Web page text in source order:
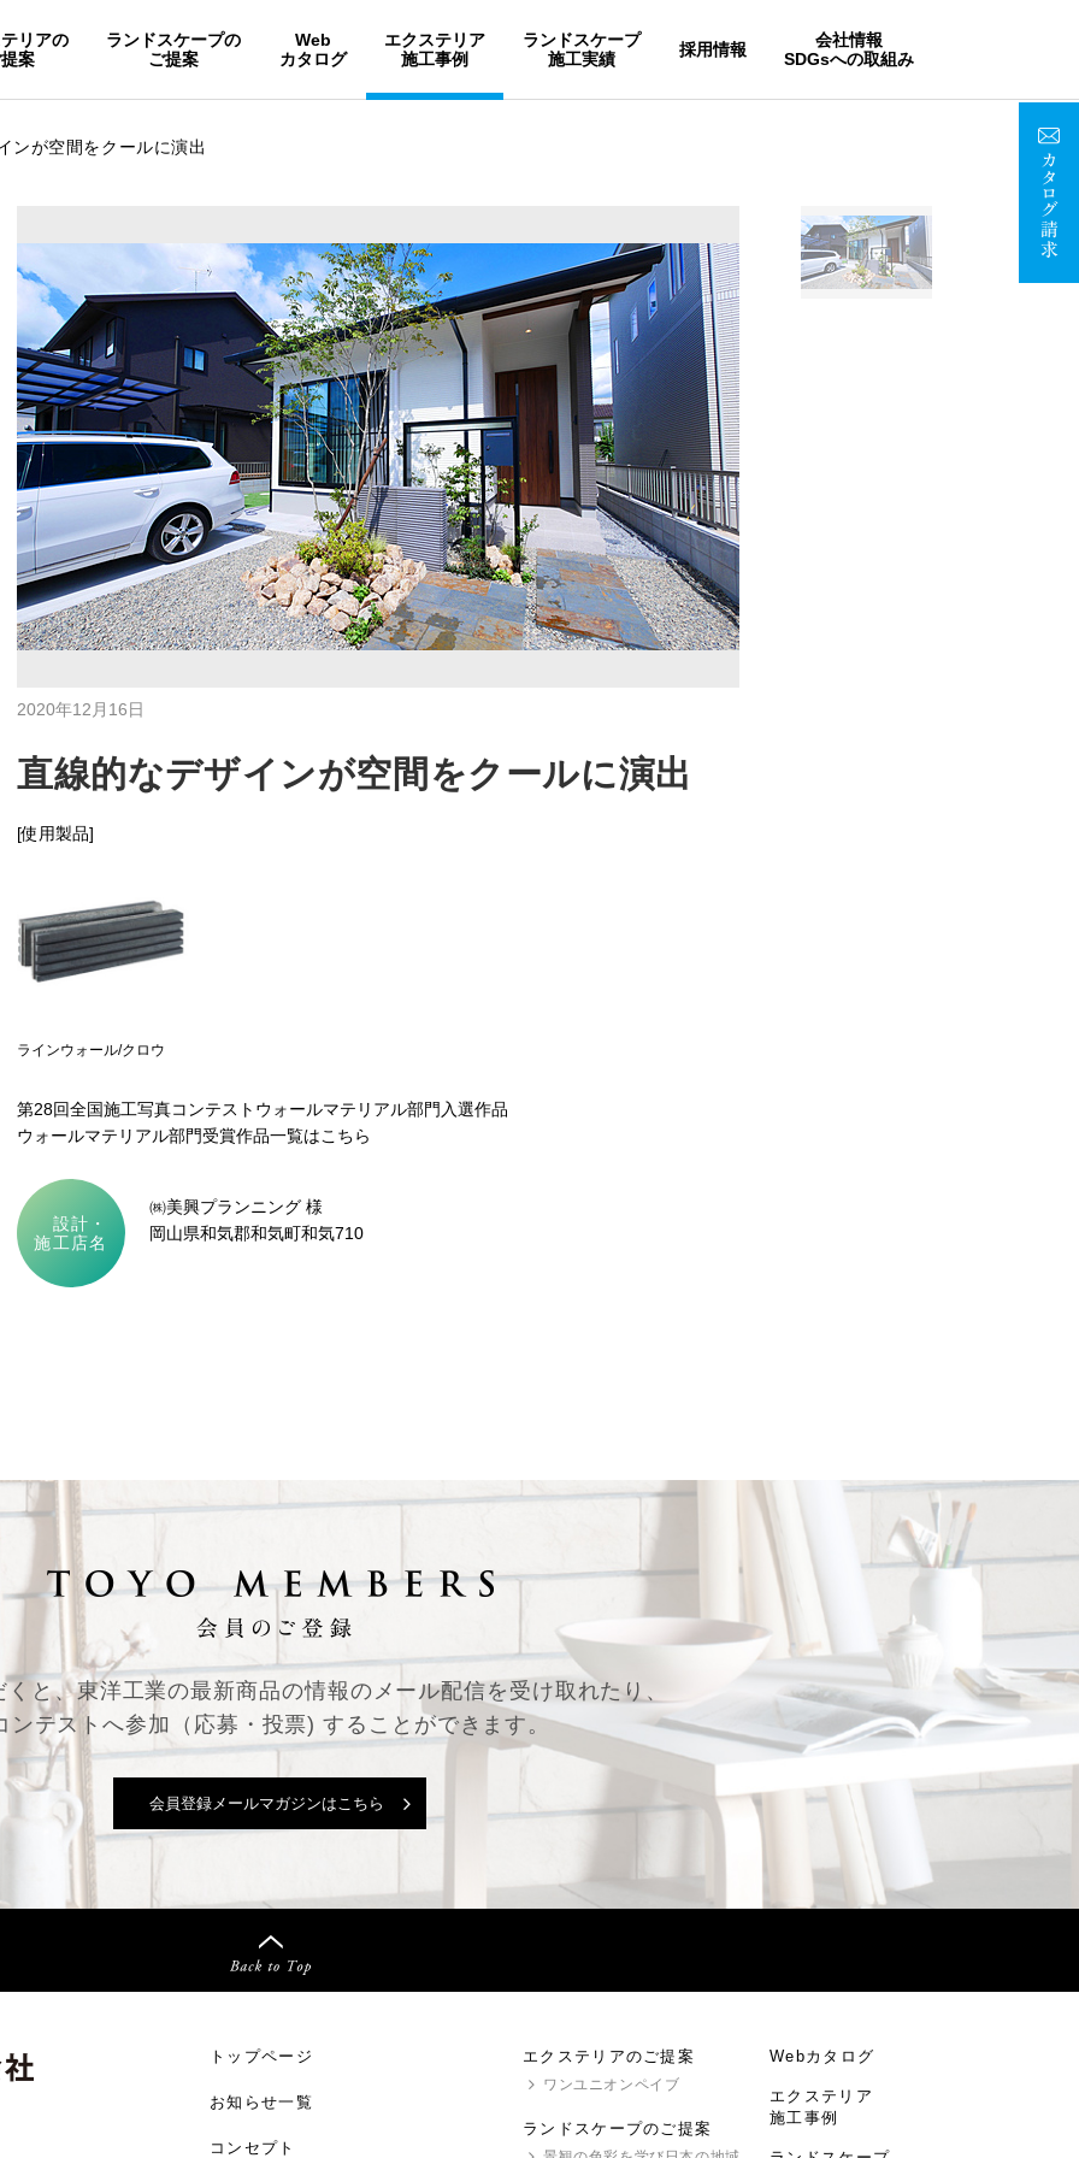
リアの
案
ランドスケープの
ご提案
Web
カタログ
エクステリア
施工事例
ランドスケープ
施工実績
採用情報
会社情報
SDGsへの取組み
ンが空間をクールに演出
2020年12月16日
直線的なデザインが空間をクールに演出
[使用製品]
ラインウォール/クロウ
第28回全国施工写真コンテストウォールマテリアル部門入選作品
ウォールマテリアル部門受賞作品一覧はこちら
設計・
施工店名
㈱美興プランニング 様
岡山県和気郡和気町和気710
くと、東洋工業の最新商品の情報のメール配信を受け取れたり、
ンテストへ参加（応募・投票) することができます。
会員登録メールマガジンはこちら
トップページ
お知らせ一覧
コンセプト
エクステリアのご提案
ワンユニオンペイブ
ランドスケープのご提案
Webカタログ
エクステリア
施工事例